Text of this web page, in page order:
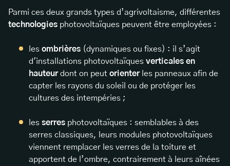
Parmi ces deux grands types d’agrivoltaisme, différentes
technologies photovoltaïques peuvent être employées :
les ombrières (dynamiques ou fixes) : il s’agit
d'installations photovoltaïques verticales en
hauteurdont on peut orienterles panneaux afin de
capter les rayons du soleil ou de protéger les
cultures des intempéries ;
les serres photovoltaïques : semblables à des
serres classiques, leurs modules photovoltaïques
viennent remplacer les verres de la toiture et
apportent de l’ombre, contrairement à leurs aînées